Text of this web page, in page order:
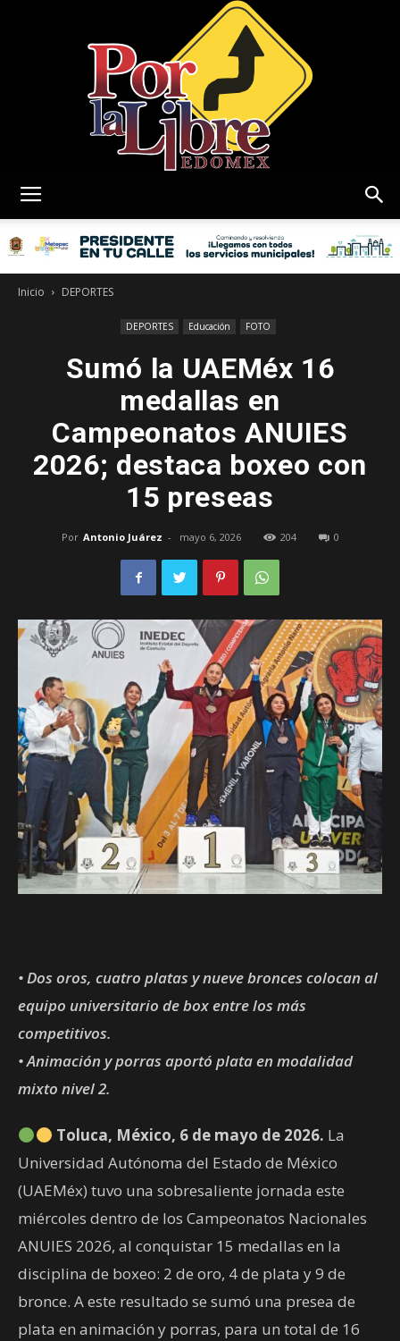
Libre
Edomex
Inicio DEPORTES
DEPORTES Educación FOTO
Sumó la UAEMéx 16
medallas en
Campeonatos ANUIES
2026; destaca boxeo con
15 preseas
Por Antonio Juárez - mayo 6, 2026 204 0
• Dos oros, cuatro platas y nueve bronces colocan al
equipo universitario de box entre los más
competitivos.
• Animación y porras aportó plata en modalidad
mixto nivel 2.
Toluca, México, 6 de mayo de 2026. La
Universidad Autónoma del Estado de México
(UAEMéx) tuvo una sobresaliente jornada este
miércoles dentro de los Campeonatos Nacionales
ANUIES 2026, al conquistar 15 medallas en la
disciplina de boxeo: 2 de oro, 4 de plata y 9 de
bronce. A este resultado se sumó una presea de
plata en animación y porras, para un total de 16